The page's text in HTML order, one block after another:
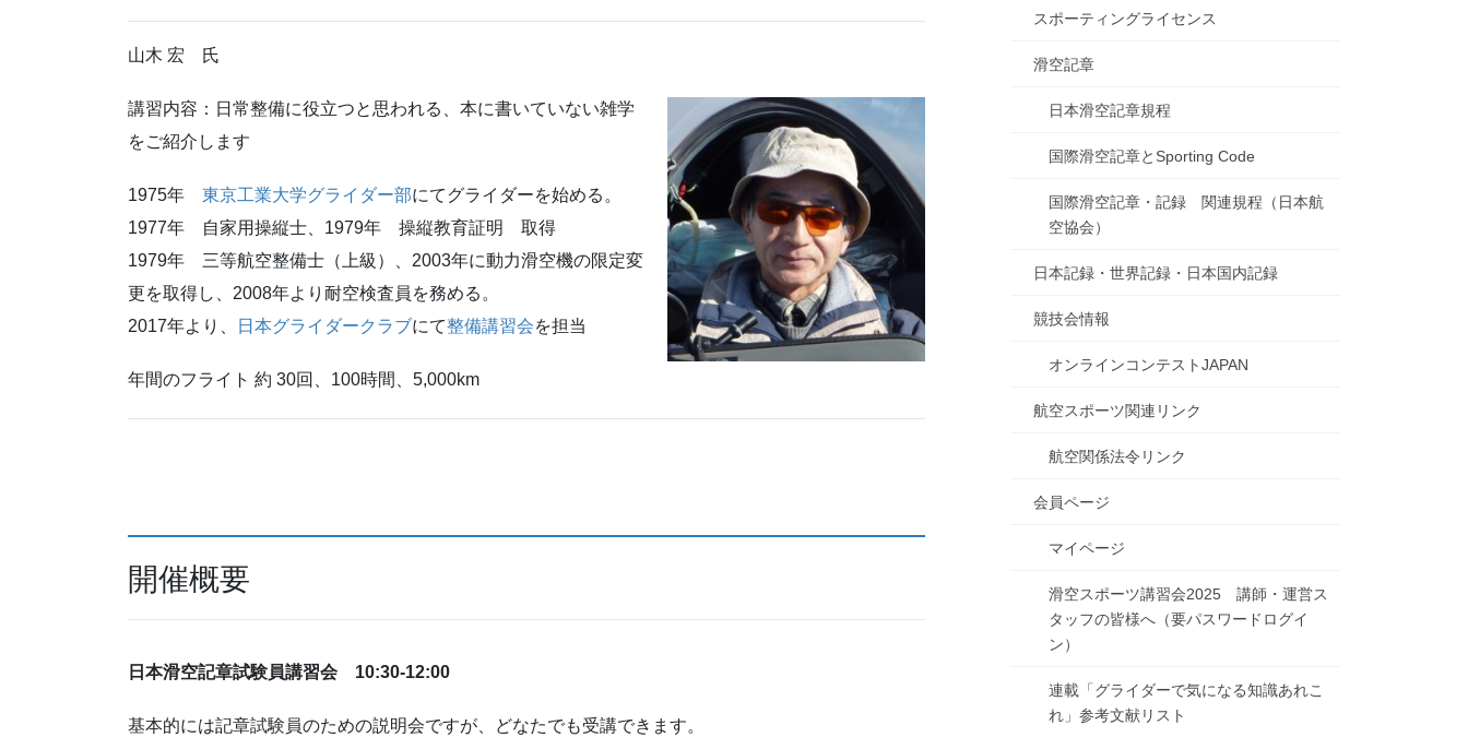
山木 宏 氏
講習内容：日常整備に役立つと思われる、本に書いていない雑学
をご紹介します
1975年 東京工業大学グライダー部にてグライダーを始める。
1977年 自家用操縦士、1979年 操縦教育証明 取得
1979年 三等航空整備士（上級）、2003年に動力滑空機の限定変
更を取得し、2008年より耐空検査員を務める。
2017年より、
日本グライダークラブにて整備講習会を担当
年間のフライト 約 30回、100時間、5,000km
開催概要
日本滑空記章試験員講習会 10:30-12:00
基本的には記章試験員のための説明会ですが、どなたでも受講できます。
スポーティングライセンス
滑空記章
日本滑空記章規程
国際滑空記章とSporting Code
国際滑空記章・記録 関連規程（日本航
空協会）
日本記録・世界記録・日本国内記録
競技会情報
オンラインコンテストJAPAN
航空スポーツ関連リンク
航空関係法令リンク
会員ページ
マイページ
滑空スポーツ講習会2025 講師・運営ス
タッフの皆様へ（要パスワードログイ
ン）
連載「グライダーで気になる知識あれこ
れ」参考文献リスト